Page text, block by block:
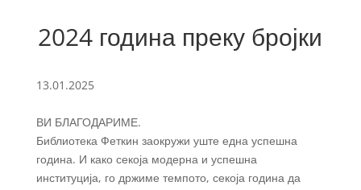
2024 година преку бројки
13.01.2025
ВИ БЛАГОДАРИМЕ.
Библиотека Феткин заокружи уште една успешна
година. И како секоја модерна и успешна
институција, го држиме темпото, секоја година да